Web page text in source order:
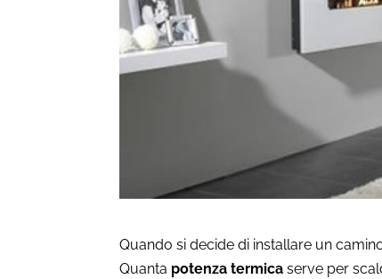
Quando si decide di installare un
Quanta potenza termica serve per